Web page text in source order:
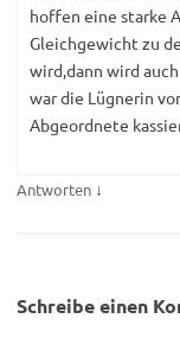
hoffen eine starke
Gleichgewicht zu
wird,dann wird
war die Lügnerin
Abgeordnete
Antworten ↓
Schreibe einen